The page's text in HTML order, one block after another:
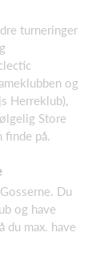
turneringer
og
Herreklub),
Store
finde på.
Du
og have
du max. have